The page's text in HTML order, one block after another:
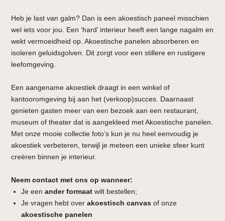
Heb je last van galm? Dan is een akoestisch paneel misschien
wel iets voor jou. Een ‘hard’ interieur heeft een lange nagalm en
wekt vermoeidheid op. Akoestische panelen absorberen en
isoleren geluidsgolven. Dit zorgt voor een stillere en rustigere
leefomgeving.
Een aangename akoestiek draagt in een winkel of
kantooromgeving bij aan het (verkoop)succes. Daarnaast
genieten gasten meer van een bezoek aan een restaurant,
museum of theater dat is aangekleed met Akoestische panelen.
Met onze mooie collectie foto’s kun je nu heel eenvoudig je
akoestiek verbeteren, terwijl je meteen een unieke sfeer kunt
creëren binnen je interieur.
Neem contact met ons op wanneer:
Je eenander formaat wilt bestellen;
Je vragen hebt overakoestisch canvas of onze
akoestische panelen